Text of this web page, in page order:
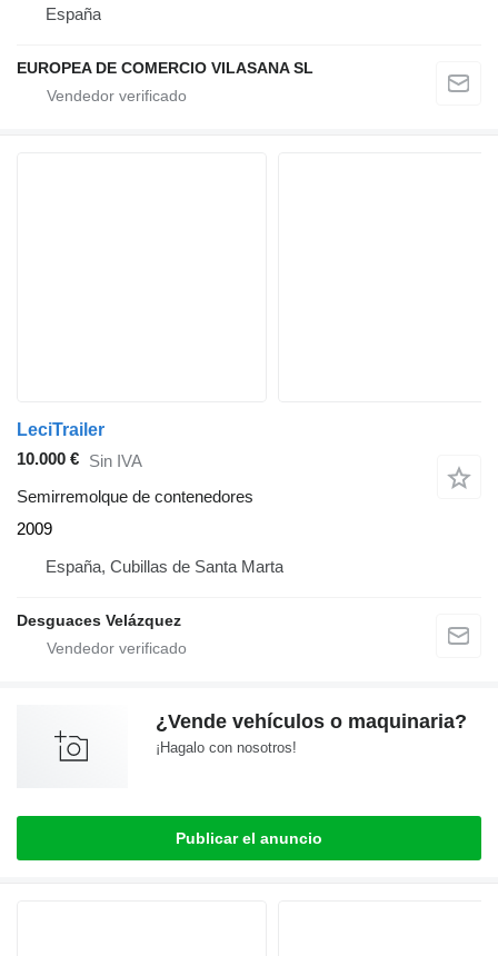
España
EUROPEA DE COMERCIO VILASANA SL
LeciTrailer
10.000 € Sin IVA
Semirremolque de contenedores
2009
España, Cubillas de Santa Marta
Desguaces Velázquez
¿Vende vehículos o maquinaria?
¡Hagalo con nosotros!
Publicar el anuncio